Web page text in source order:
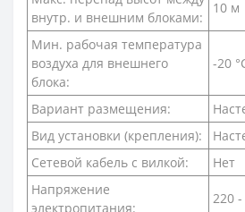
внутр. и внешним блоками:
10 м
Мин. рабочая температура
воздуха для внешнего
блока:
-20
Вариант размещения:
Вид установки (крепления):
Сетевой кабель с вилкой:
Нет
Напряжение
электропитания:
220